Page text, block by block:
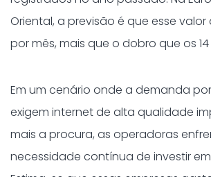
Oriental, a previsão é que esse valor
por mês, mais que o dobro que os 14
Em um cenário onde a demanda
exigem internet de alta qualidade
mais a procura, as operadoras
necessidade contínua de investir